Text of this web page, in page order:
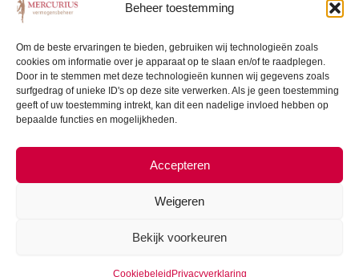
Beheer toestemming
Om de beste ervaringen te bieden, gebruiken wij technologieën zoals
cookies om informatie over je apparaat op te slaan en/of te raadplegen.
Door in te stemmen met deze technologieën kunnen wij gegevens zoals
surfgedrag of unieke ID's op deze site verwerken. Als je geen toestemming
geeft of uw toestemming intrekt, kan dit een nadelige invloed hebben op
bepaalde functies en mogelijkheden.
Accepteren
Weigeren
Bekijk voorkeuren
Cookiebeleid Privacyverklaring
Algemene Voorwaarden
Privacyverklaring
Cookiebeleid (EU)
Consumentenbrief
Beleggingsbeleid
Copyright © 2026 Mercurius Vermogensbeheer |